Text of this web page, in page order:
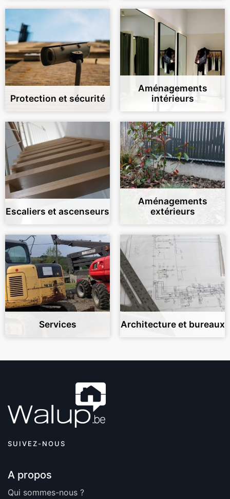
Protection et sécurité
Aménagements
intérieurs
Escaliers et ascenseurs
Aménagements
extérieurs
Services Architecture et bureaux
SUIVEZ-NOUS
A propos
Qui sommes-nous ?